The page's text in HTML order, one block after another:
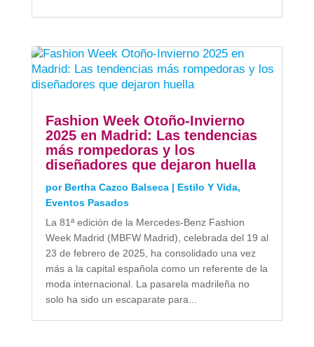
Fashion Week Otoño-Invierno
2025 en Madrid: Las tendencias
más rompedoras y los
diseñadores que dejaron huella
por Bertha Cazco Balseca| Estilo Y Vida,
Eventos Pasados
La 81ª edición de la Mercedes-Benz Fashion
Week Madrid (MBFW Madrid), celebrada del 19 al
23 de febrero de 2025, ha consolidado una vez
más a la capital española como un referente de la
moda internacional. La pasarela madrileña no
solo ha sido un escaparate para...